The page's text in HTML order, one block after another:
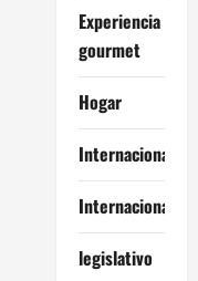
Experiencia
gourmet
Hogar
Internacional
Internacionales
legislativo